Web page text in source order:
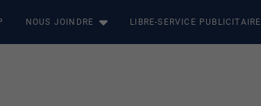
NOUS JOINDRE LIBRE-SERVICE PUBLICITAIRE